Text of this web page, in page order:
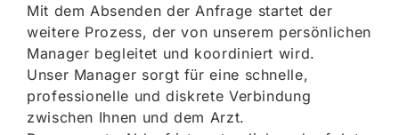
Mit dem Absenden der Anfrage startet der
weitere Prozess, der von unserem persönlichen
Manager begleitet und koordiniert wird.
Unser Manager sorgt für eine schnelle,
professionelle und diskrete Verbindung
zwischen Ihnen und dem Arzt.